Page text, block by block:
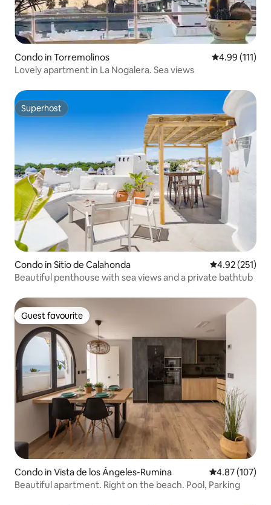
Condo in Torremolinos 4.99 out of 5
4.99 (111)
Lovely apartment in La Nogalera. Sea views
Superhost
Superhost
Condo in Sitio de Calahonda 4.92 out of 5
4.92 (251)
Beautiful penthouse with sea views and a private bathtub
Guest favourite
Guest favourite
Condo in Vista de los Ángeles-Rumina 4.87 out of 5
4.87 (107)
Beautiful apartment. Right on the beach. Pool, Parking